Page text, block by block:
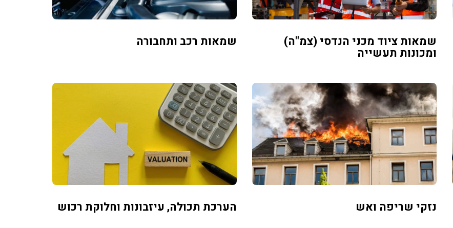
שמאות ציוד מכני הנדסי (צמ"ה)
ומכונות תעשייה
שמאות רכב ותחבורה
נזקי שריפה ואש הערכת תכולה, עיזבונות וחלוקת רכוש